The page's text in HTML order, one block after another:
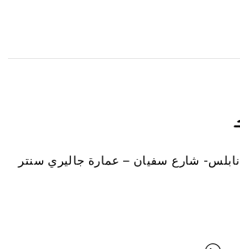
شارع سفيان – عمارة جاليري سنتر